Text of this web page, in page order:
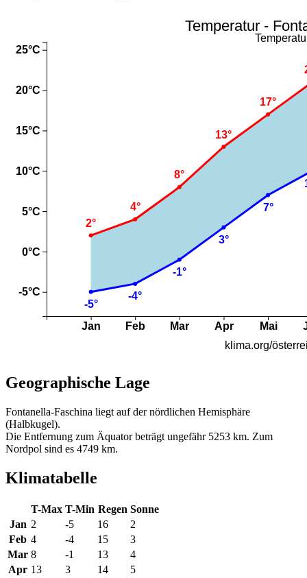
Geographische Lage
Fontanella-Faschina liegt auf der nördlichen Hemisphäre
(Halbkugel).
Die Entfernung zum Äquator beträgt ungefähr 5253 km. Zum
Nordpol sind es 4749 km.
Klimatabelle
T-Max T-Min Regen Sonne
Jan 2 -5 16
2
Feb 4 -4 15
3
Mar 8 -1 13
4
Apr 13 3 14 5